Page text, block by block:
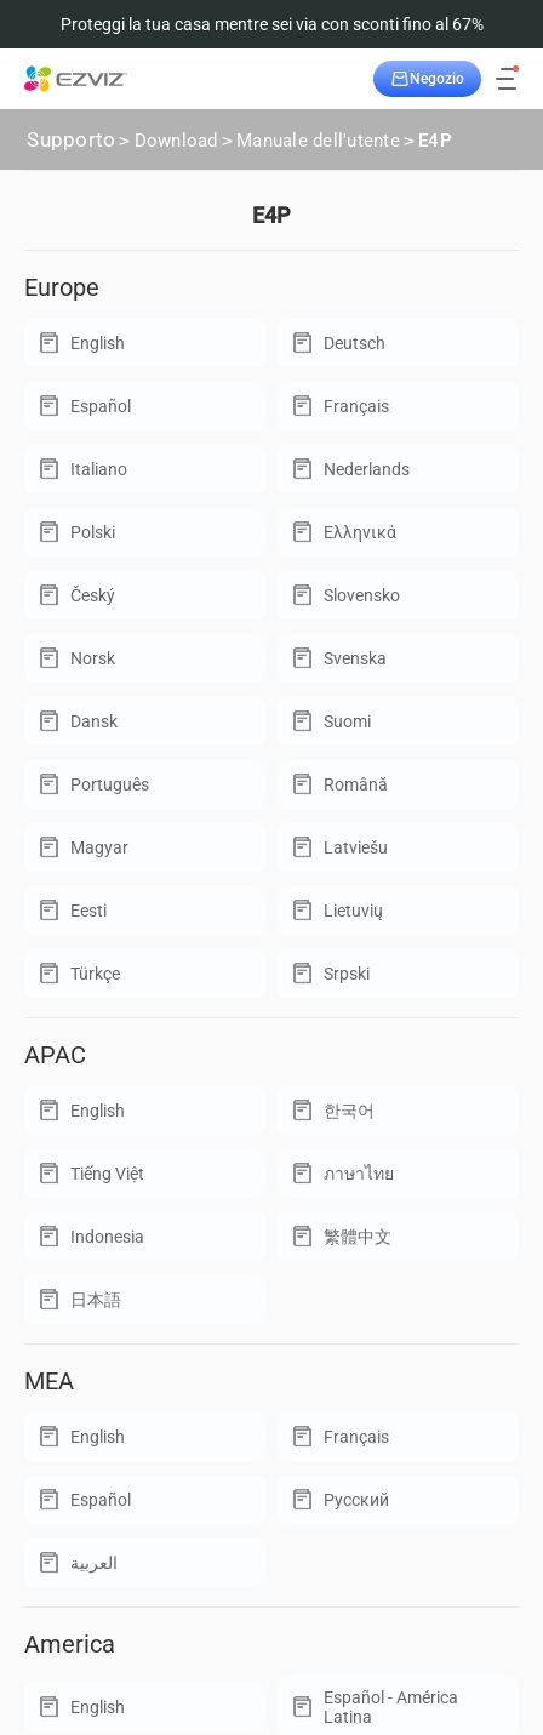
Proteggi la tua casa mentre sei via con sconti fino al 67%
Negozio
Supporto > Download > Manuale dell'utente> E4P
E4P
Europe
English Deutsch
Español Français
Italiano Nederlands
Polski Ελληνικά
Český Slovensko
Norsk Svenska
Dansk Suomi
Português Română
Magyar Latviešu
Eesti Lietuvių
Türkçe Srpski
APAC
English 한국어
Tiếng Việt ภาษาไทย
Indonesia 繁體中文
日本語
MEA
English Français
Español Русский
العربية
America
English
Español - América
Latina